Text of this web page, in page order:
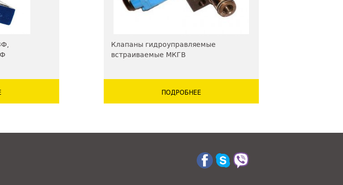
Клапаны гидроуправляемые
встраиваемые МКГВ
ПОДРОБНЕЕ